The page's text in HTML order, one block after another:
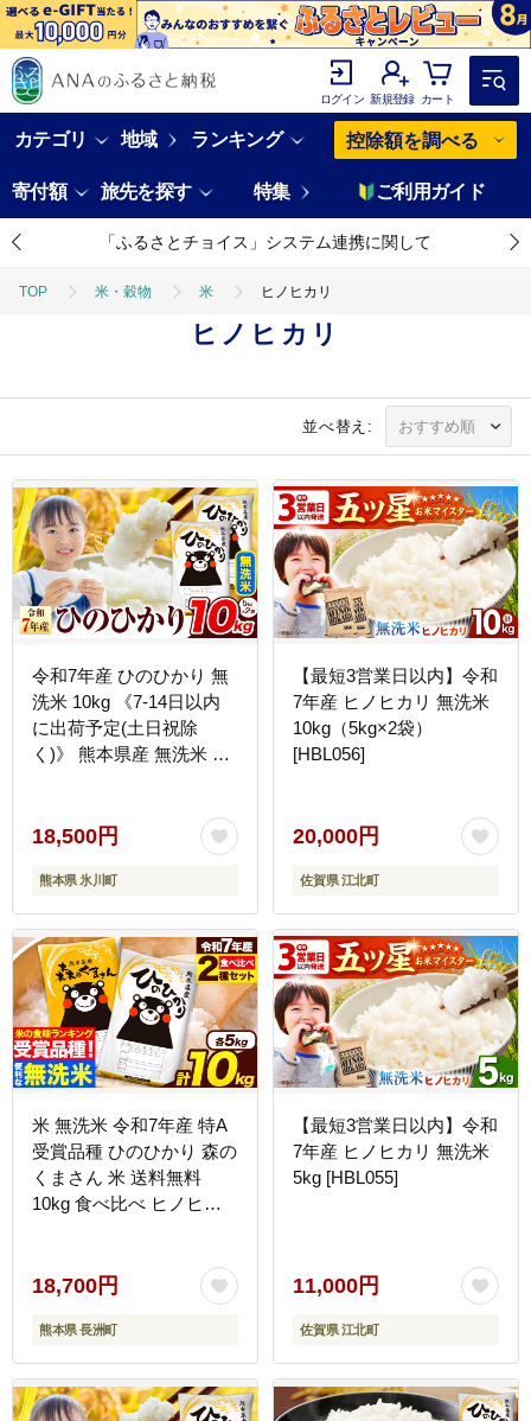
ログイン 新規登録 カート
カテゴリ 地域 ランキング 控除額を調べる
寄付額 旅先を探す 特集 ご利用ガイド
「ふるさとチョイス」システム連携に関して
TOP 米・穀物 米 ヒノヒカリ
ヒノヒカリ
並べ替え:
令和7年産 ひのひかり 無
洗米 10kg 《7-14日以内
に出荷予定(土日祝除
く)》 熊本県産 無洗米 精
ランド米 お米 おこめ 熊
hkw_lcl_362_10kg---
18,500円
熊本県 氷川町
【最短3営業日以内】令和
7年産 ヒノヒカリ 無洗米
10kg（5kg×2袋）
[HBL056]
20,000円
佐賀県 江北町
米 無洗米 令和7年産 特A
受賞品種 ひのひかり 森の
くまさん 米 送料無料
10kg 食べ比べ ヒノヒカ
《7-14日以内に出荷予定
(土日祝除く)》長洲町---
ng_hm7_wx_18700_10kg-
--
18,700円
熊本県 長洲町
【最短3営業日以内】令和
7年産 ヒノヒカリ 無洗米
5kg [HBL055]
11,000円
佐賀県 江北町